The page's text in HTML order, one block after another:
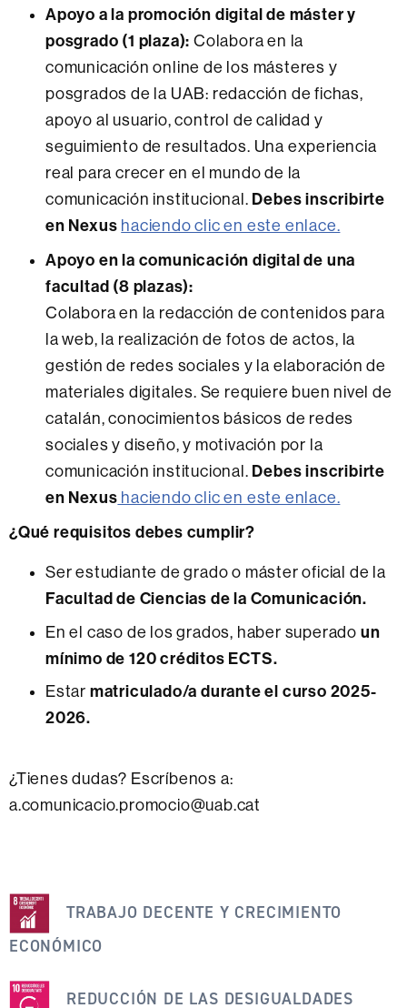
Apoyo a la promoción digital de máster y
posgrado (1 plaza):Colabora en la
comunicación online de los másteres y
posgrados de la UAB: redacción de fichas,
apoyo al usuario, control de calidad y
seguimiento de resultados. Una experiencia
real para crecer en el mundo de la
comunicación institucional. Debes inscribirte
en Nexus haciendo clic en este enlace.
Apoyo en la comunicación digital de una
facultad (8 plazas):
Colabora en la redacción de contenidos para
la web, la realización de fotos de actos, la
gestión de redes sociales y la elaboración de
materiales digitales. Se requiere buen nivel de
catalán, conocimientos básicos de redes
sociales y diseño, y motivación por la
comunicación institucional. Debes inscribirte
en Nexus haciendo clic en este enlace.
¿Qué requisitos debes cumplir?
Ser estudiante de grado o máster oficial de la
Facultad de Ciencias de la Comunicación.
En el caso de los grados, haber superado un
mínimo de 120 créditos ECTS.
Estar matriculado/a durante el curso 2025-
2026.
¿Tienes dudas? Escríbenos a:
a.comunicacio.promocio@uab.cat
noticia
se
dentro
TRABAJO DECENTE Y CRECIMIENTO
ECONÓMICO
REDUCCIÓN DE LAS DESIGUALDADES